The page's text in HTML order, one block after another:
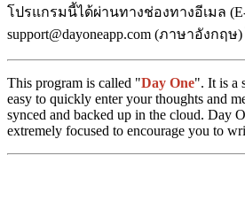
โปรแกรมนี้ได้ผ่านทางช่องทางอีเมล
support@dayoneapp.com (ภาษาอังกฤ
This program is called "Day One". It is a
easy to quickly enter your thoughts and
synced and backed up in the cloud. Day
extremely focused to encourage you to